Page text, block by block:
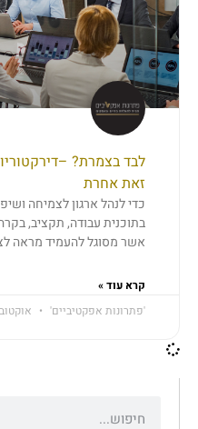
לבד בצמרת?
זאת אחרת
כדי לנהל ארגון לצמיחה
בתוכנית עבודה, תקציב,
אשר מסוגל להעמיד מראה
קרא עוד »
'פתרונות אפקטיביים'
אוקטובר 3,